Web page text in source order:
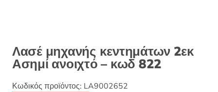
Λασέ μηχανής κεντημάτων 2εκ
Ασημί ανοιχτό – κωδ 822
Κωδικός προϊόντος: LA9002652